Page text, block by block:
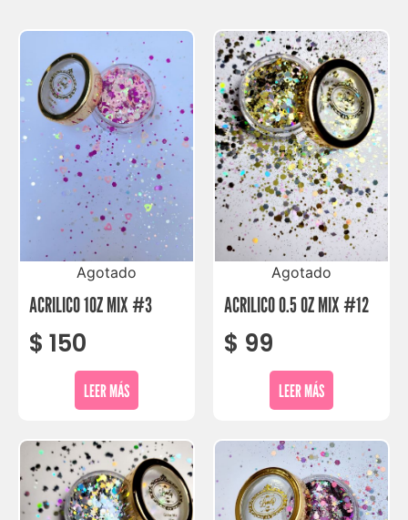
Agotado
ACRILICO 1OZ MIX #3
$ 150
LEER MÁS
Agotado
ACRILICO 0.5 OZ MIX #12
$ 99
LEER MÁS